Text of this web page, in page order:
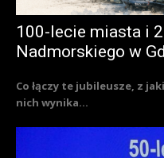
100-lecie miasta i
Nadmorskiego w
Co łączy te jubileusze, z
nich wynika...